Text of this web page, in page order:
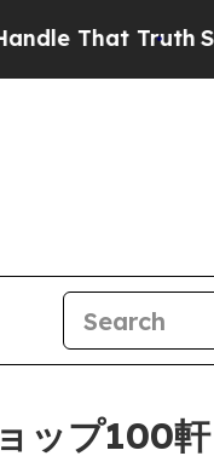
Truth Scientists
ップ100